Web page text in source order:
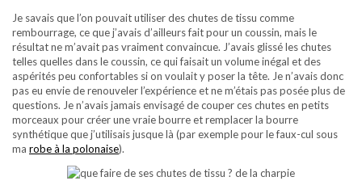
Je savais que l’on pouvait utiliser des chutes de tissu comme
rembourrage, ce que j’avais d’ailleurs fait pour un coussin, mais le
résultat ne m’avait pas vraiment convaincue. J’avais glissé les chutes
telles quelles dans le coussin, ce qui faisait un volume inégal et des
aspérités peu confortables si on voulait y poser la tête. Je n’avais donc
pas eu envie de renouveler l’expérience et ne m’étais pas posée plus de
questions. Je n’avais jamais envisagé de couper ces chutes en petits
morceaux pour créer une vraie bourre et remplacer la bourre
synthétique que j’utilisais jusque là (par exemple pour le faux-cul sous
ma robe à la polonaise).